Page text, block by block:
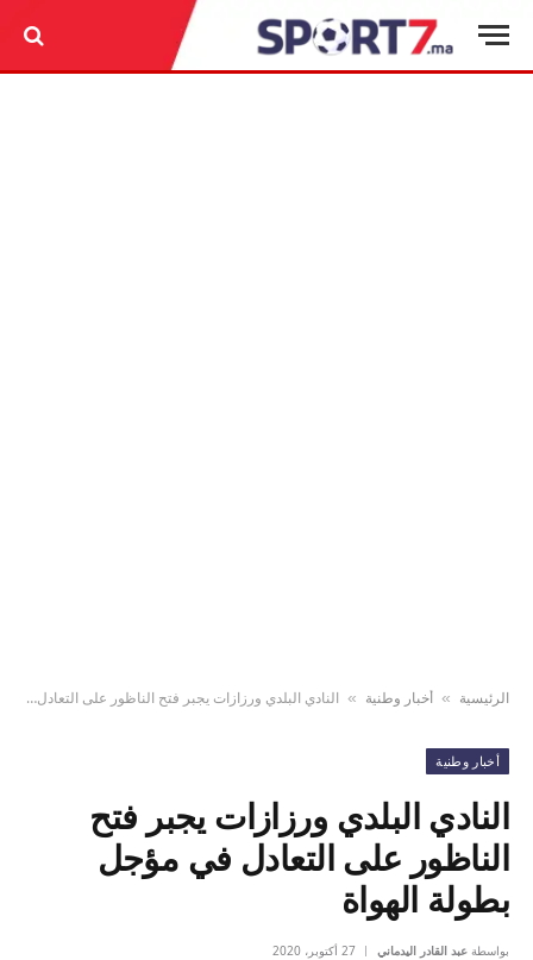
الرئيسية » أخبار وطنية » النادي البلدي ورزازات يجبر فتح الناظور على التعادل في مؤجل بطولة الهواة
أخبار وطنية
النادي البلدي ورزازات يجبر فتح
الناظور على التعادل في مؤجل
بطولة الهواة
بواسطة عبد القادر اليدماني 27 أكتوبر، 2020